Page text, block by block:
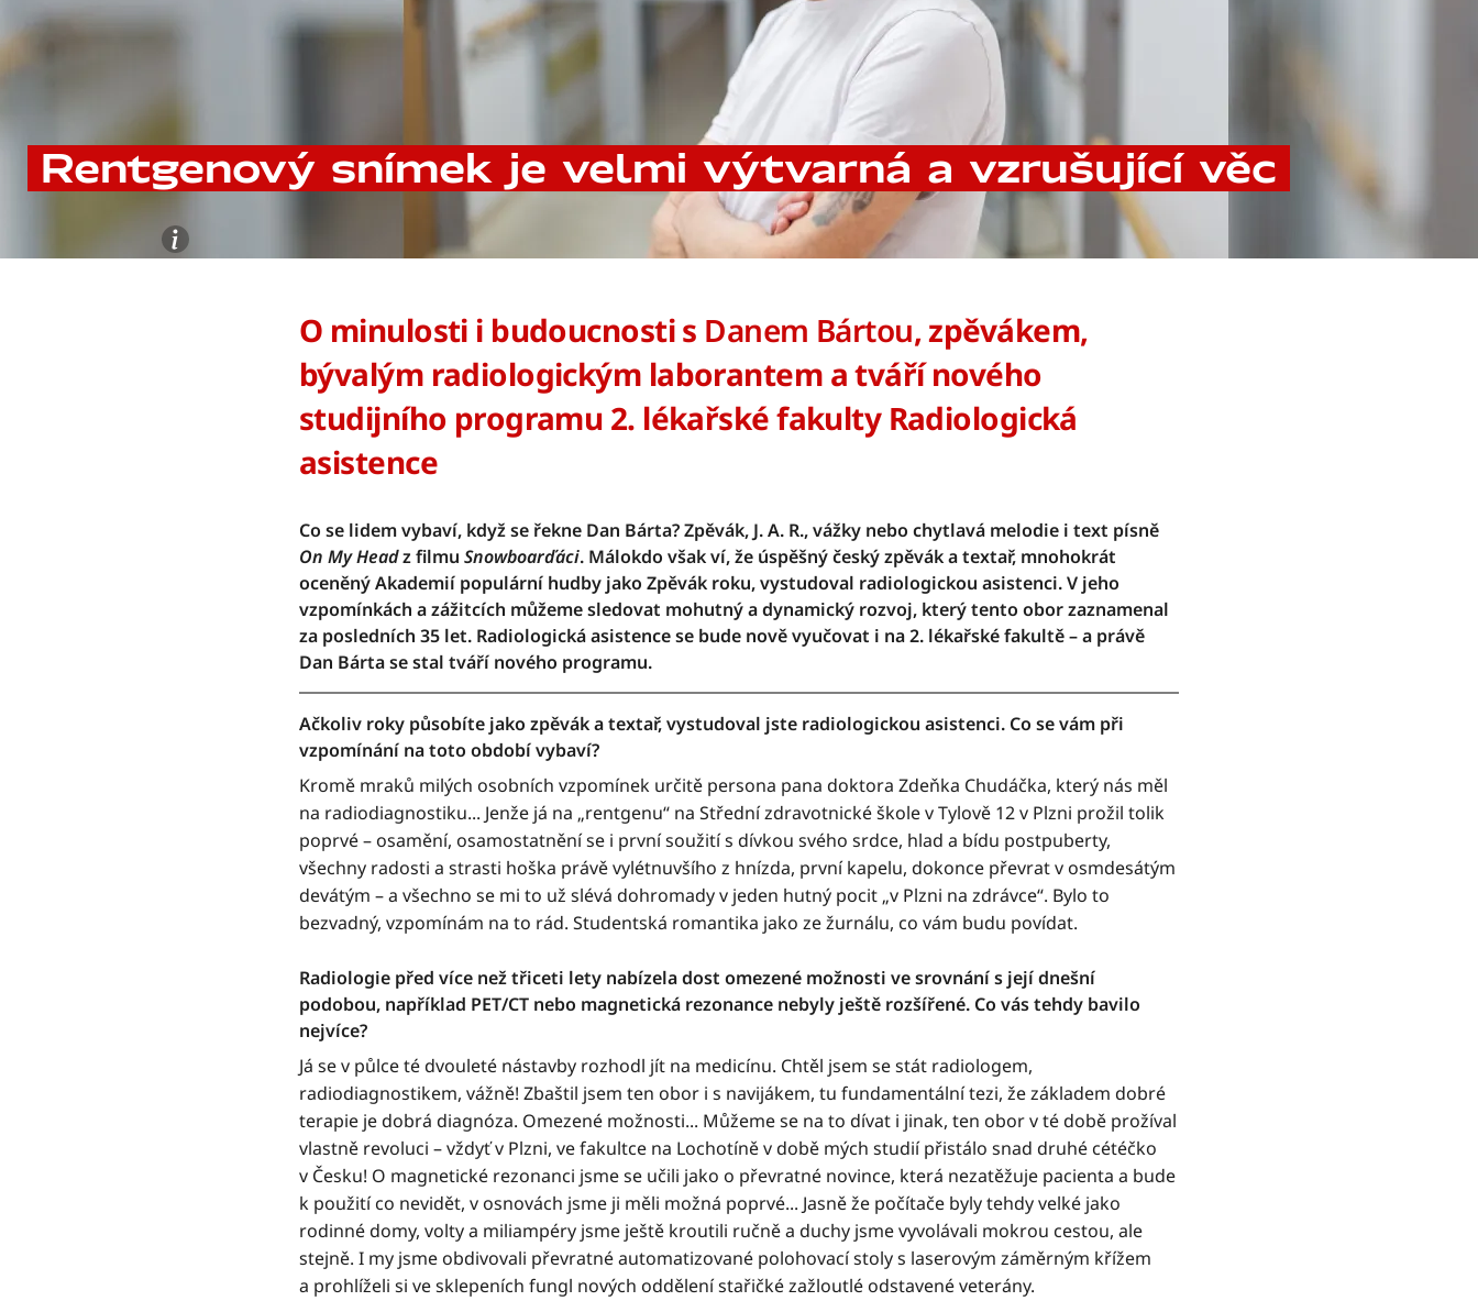
Rentgenový snímek je velmi výtvarná a vzrušující věc
O minulosti i budoucnosti s Danem Bártou, zpěvákem,
bývalým radiologickým laborantem a tváří nového
studijního programu 2. lékařské fakulty Radiologická
asistence
Co se lidem vybaví, když se řekne Dan Bárta? Zpěvák, J. A. R., vážky nebo chytlavá melodie i text písně
On My Headz filmu Snowboarďáci. Málokdo však ví, že úspěšný český zpěvák a textař, mnohokrát
oceněný Akademií populární hudby jako Zpěvák roku, vystudoval radiologickou asistenci. V jeho
vzpomínkách a zážitcích můžeme sledovat mohutný a dynamický rozvoj, který tento obor zaznamenal
za posledních 35 let. Radiologická asistence se bude nově vyučovat i na 2. lékařské fakultě – a právě
Dan Bárta se stal tváří nového programu.
Ačkoliv roky působíte jako zpěvák a textař, vystudoval jste radiologickou asistenci. Co se vám při
vzpomínání na toto období vybaví?
Kromě mraků milých osobních vzpomínek určitě persona pana doktora Zdeňka Chudáčka, který nás měl
na radiodiagnostiku... Jenže já na „rentgenu“ na Střední zdravotnické škole v Tylově 12 v Plzni prožil tolik
poprvé – osamění, osamostatnění se i první soužití s dívkou svého srdce, hlad a bídu postpuberty,
všechny radosti a strasti hoška právě vylétnuvšího z hnízda, první kapelu, dokonce převrat v osmdesátým
devátým – a všechno se mi to už slévá dohromady v jeden hutný pocit „v Plzni na zdrávce“. Bylo to
bezvadný, vzpomínám na to rád. Studentská romantika jako ze žurnálu, co vám budu povídat.
Radiologie před více než třiceti lety nabízela dost omezené možnosti ve srovnání s její dnešní
podobou, například PET/CT nebo magnetická rezonance nebyly ještě rozšířené. Co vás tehdy bavilo
nejvíce?
Já se v půlce té dvouleté nástavby rozhodl jít na medicínu. Chtěl jsem se stát radiologem,
radiodiagnostikem, vážně! Zbaštil jsem ten obor i s navijákem, tu fundamentální tezi, že základem dobré
terapie je dobrá diagnóza. Omezené možnosti... Můžeme se na to dívat i jinak, ten obor v té době prožíval
vlastně revoluci – vždyť v Plzni, ve fakultce na Lochotíně v době mých studií přistálo snad druhé cétéčko
v Česku! O magnetické rezonanci jsme se učili jako o převratné novince, která nezatěžuje pacienta a bude
k použití co nevidět, v osnovách jsme ji měli možná poprvé... Jasně že počítače byly tehdy velké jako
rodinné domy, volty a miliampéry jsme ještě kroutili ručně a duchy jsme vyvolávali mokrou cestou, ale
stejně. I my jsme obdivovali převratné automatizované polohovací stoly s laserovým záměrným křížem
a prohlíželi si ve sklepeních fungl nových oddělení stařičké zažloutlé odstavené veterány.